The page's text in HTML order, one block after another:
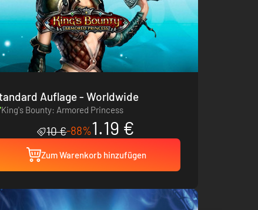
Standard Auflage - Worldwide
King's Bounty: Armored Princess
10 €-88%1.19 €
Zum Warenkorb hinzufügen